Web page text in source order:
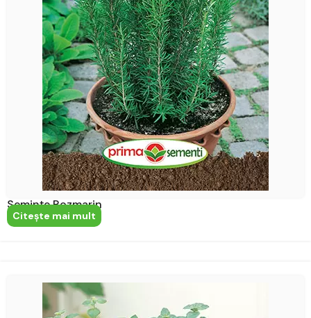
Semințe Rozmarin
Citeşte mai mult